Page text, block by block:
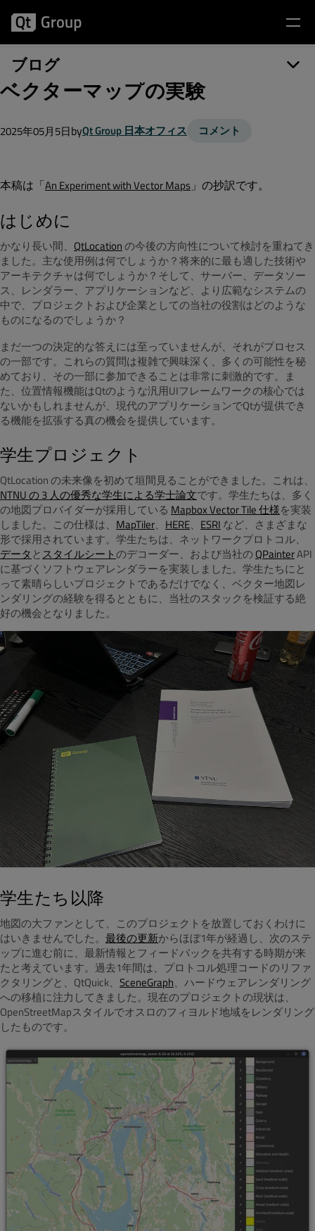
ブログ
ベクターマップの実験
2025年05月5日byQt Group 日本オフィス コメント
本稿は「An Experiment with Vector Maps 」の抄訳です。
はじめに
かなり長い間、 QtLocationの今後の方向性について検討を重ねてき
ました。主な使用例は何でしょうか？将来的に最も適した技術や
アーキテクチャは何でしょうか？そして、サーバー、データソー
ス、レンダラー、アプリケーションなど、より広範なシステムの
中で、プロジェクトおよび企業としての当社の役割はどのような
ものになるのでしょうか？
まだ一つの決定的な答えには至っていませんが、それがプロセス
の一部です。これらの質問は複雑で興味深く、多くの可能性を秘
めており、その一部に参加できることは非常に刺激的です。ま
た、位置情報機能はQtのような汎用UIフレームワークの核心では
ないかもしれませんが、現代のアプリケーションでQtが提供でき
る機能を拡張する真の機会を提供しています。
学生プロジェクト
QtLocation の未来像を初めて垣間見ることができました。これは、
NTNU の 3 人の優秀な学生による学士論文です。学生たちは、多く
の地図プロバイダーが採用している Mapbox Vector Tile 仕様を実装
しました。この仕様は、 MapTiler、 HERE、 ESRI など、さまざまな
形で採用されています。学生たちは、ネットワークプロトコル、
データ とスタイルシートのデコーダー、および当社のQPainterAPI
に基づくソフトウェアレンダラーを実装しました。学生たちにと
って素晴らしいプロジェクトであるだけでなく、ベクター地図レ
ンダリングの経験を得るとともに、当社のスタックを検証する絶
好の機会となりました。
学生たち以降
地図の大ファンとして、このプロジェクトを放置しておくわけに
はいきませんでした。 最後の更新からほぼ1年が経過し、次のステ
ップに進む前に、最新情報とフィードバックを共有する時期が来
たと考えています。過去1年間は、プロトコル処理コードのリファ
クタリングと、QtQuick、 SceneGraph、ハードウェアレンダリング
への移植に注力してきました。現在のプロジェクトの現状は、
OpenStreetMapスタイルでオスロのフィヨルド地域をレンダリング
したものです。